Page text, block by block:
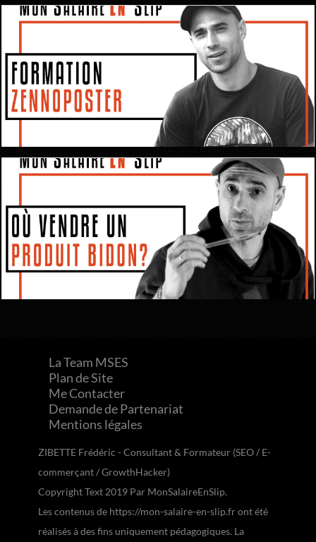
La Team MSES
Plan de Site
Me Contacter
Demande de Partenariat
Mentions légales
ZIBETTE Frédéric - Consultant & Formateur (SEO / E-
commerçant / GrowthHacker)
Copyright Text 2019 Par MonSalaireEnSlip.
Les contenus de https://mon-salaire-en-slip.fr ont été
réalisés à des fins uniquement pédagogiques. La